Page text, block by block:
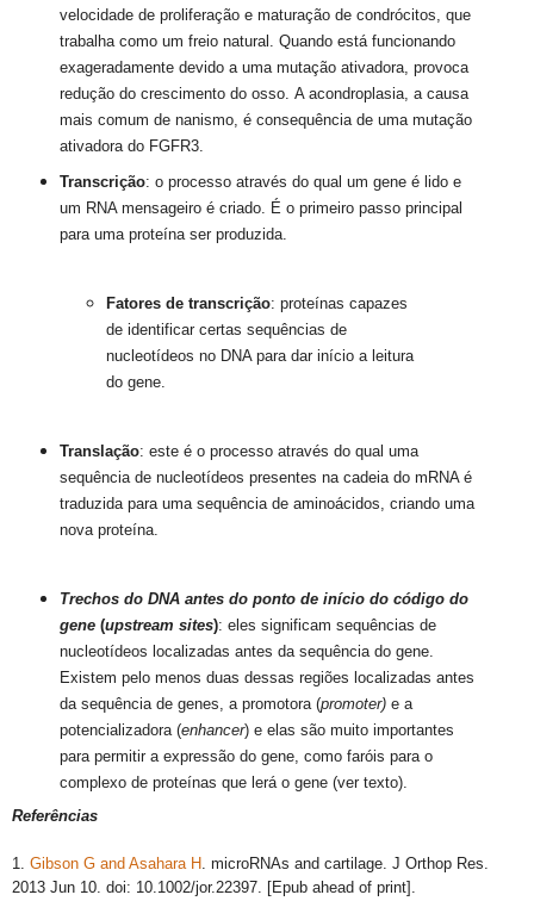
velocidade de proliferação e maturação de condrócitos, que
trabalha como um freio natural. Quando está funcionando
exageradamente devido a uma mutação ativadora, provoca
redução do crescimento do osso. A acondroplasia, a causa
mais comum de nanismo, é consequência de uma mutação
ativadora do FGFR3.
Transcrição: o processo através do qual um gene é lido e
um RNA mensageiro é criado. É o primeiro passo principal
para uma proteína ser produzida.
Fatores de transcrição: proteínas capazes
de identificar certas sequências de
nucleotídeos no DNA para dar início a leitura
do gene.
Translação: este é o processo através do qual uma
sequência de nucleotídeos presentes na cadeia do mRNA é
traduzida para uma sequência de aminoácidos, criando uma
nova proteína.
Trechos do DNA antes do ponto de início do código do
gene(upstream sites): eles significam sequências de
nucleotídeos localizadas antes da sequência do gene.
Existem pelo menos duas dessas regiões localizadas antes
da sequência de genes, a promotora (promoter)e a
potencializadora (enhancer) e elas são muito importantes
para permitir a expressão do gene, como faróis para o
complexo de proteínas que lerá o gene (ver texto).
Referências
1. Gibson G and Asahara H. microRNAs and cartilage. J Orthop Res.
2013 Jun 10. doi: 10.1002/jor.22397. [Epub ahead of print].